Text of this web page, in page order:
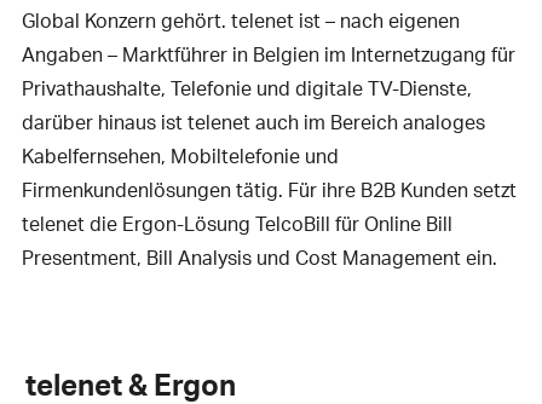
Global Konzern gehört. telenet ist – nach eigenen
Angaben – Marktführer in Belgien im Internetzugang für
Privathaushalte, Telefonie und digitale TV-Dienste,
darüber hinaus ist telenet auch im Bereich analoges
Kabelfernsehen, Mobiltelefonie und
Firmenkundenlösungen tätig. Für ihre B2B Kunden setzt
telenet die Ergon-Lösung TelcoBill für Online Bill
Presentment, Bill Analysis und Cost Management ein.
telenet & Ergon